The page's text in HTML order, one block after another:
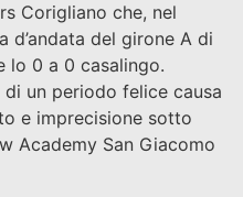
Corigliano che, nel
d’andata del girone A di
lo 0 a 0 casalingo.
un periodo felice causa
e imprecisione sotto
Academy San Giacomo